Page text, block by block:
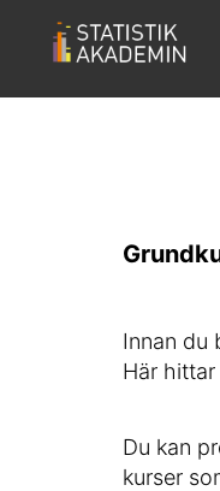
Innan du
Här hittar
Du kan
kurser